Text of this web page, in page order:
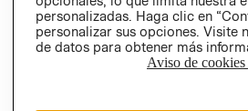
personalizadas. Haga clic en
personalizar sus opciones. Visite
de datos para obtener más
Aviso de